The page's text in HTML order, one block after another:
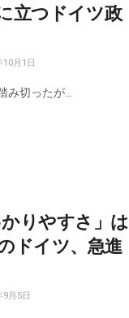
立つドイツ政
月1日
切ったが...
りやすさ」は
ドイツ、急進
月5日